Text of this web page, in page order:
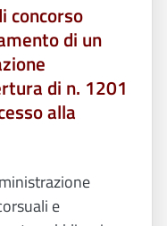
concorso
di un
di n. 1201
alla
e